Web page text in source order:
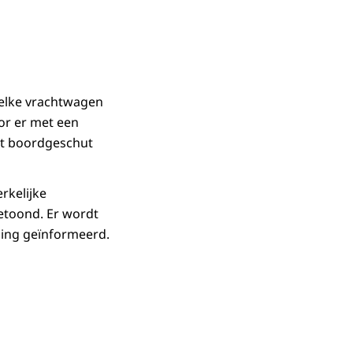
vrachtwagen
er met een
boordgeschut
Er wordt
geïnformeerd.